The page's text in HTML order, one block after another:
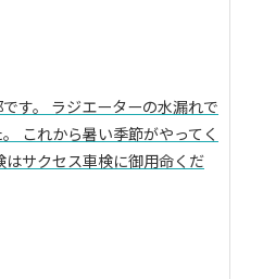
す。 ラジエーターの水漏れで
これから暑い季節がやってく
サクセス車検に御用命くだ